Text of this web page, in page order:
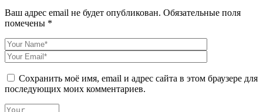
Ваш адрес email не будет опубликован. Обязательные поля
помечены *
Сохранить моё имя, email и адрес сайта в этом браузере для
последующих моих комментариев.